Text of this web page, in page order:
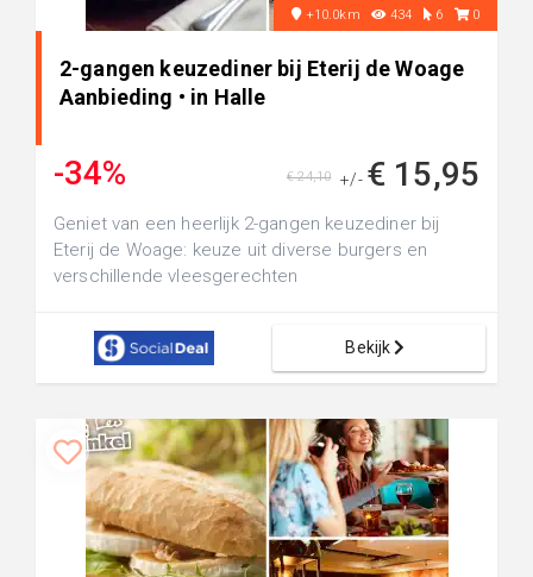
+10.0km 434 6 0
2-gangen keuzediner bij Eterij de Woage
Aanbieding • in Halle
-34% +/- € 15,95
€ 24,10
Geniet van een heerlijk 2-gangen keuzediner bij
Eterij de Woage: keuze uit diverse burgers en
verschillende vleesgerechten
Bekijk